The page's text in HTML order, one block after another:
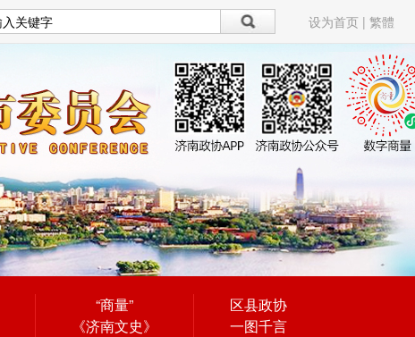
设为首页 | 繁體
“商量”
《济南文史》
区县政协
一图千言